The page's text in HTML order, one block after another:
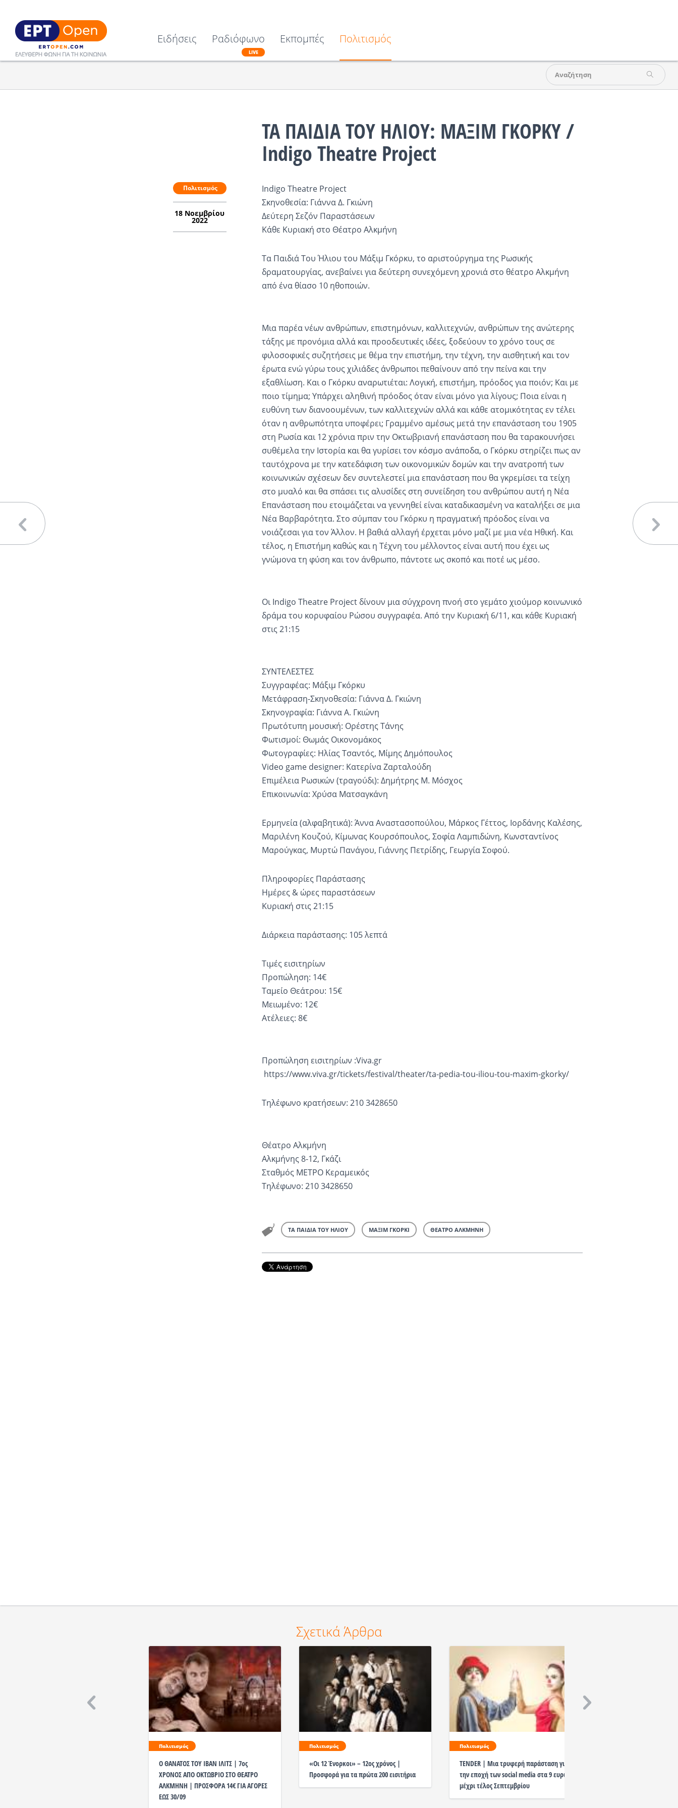
Ειδήσεις Ραδιόφωνο
LIVE
Εκπομπές Πολιτισμός
ΤΑ ΠΑΙΔΙΑ ΤΟΥ ΗΛΙΟΥ: ΜΑΞΙΜ ΓΚΟΡΚΥ /
Indigo Theatre Project
Πολιτισμός
18 Νοεμβρίου
2022
Indigo Theatre Project
Σκηνοθεσία: Γιάννα Δ. Γκιώνη
Δεύτερη Σεζόν Παραστάσεων
Κάθε Κυριακή στο Θέατρο Αλκμήνη
Τα Παιδιά Του Ήλιου του Μάξιμ Γκόρκυ, το αριστούργημα της Ρωσικής
δραματουργίας, ανεβαίνει για δεύτερη συνεχόμενη χρονιά στο θέατρο Αλκμήνη
από ένα θίασο 10 ηθοποιών.
Μια παρέα νέων ανθρώπων, επιστημόνων, καλλιτεχνών, ανθρώπων της ανώτερης
τάξης με προνόμια αλλά και προοδευτικές ιδέες, ξοδεύουν το χρόνο τους σε
φιλοσοφικές συζητήσεις με θέμα την επιστήμη, την τέχνη, την αισθητική και τον
έρωτα ενώ γύρω τους χιλιάδες άνθρωποι πεθαίνουν από την πείνα και την
εξαθλίωση. Και ο Γκόρκυ αναρωτιέται: Λογική, επιστήμη, πρόοδος για ποιόν; Και με
ποιο τίμημα; Υπάρχει αληθινή πρόοδος όταν είναι μόνο για λίγους; Ποια είναι η
ευθύνη των διανοουμένων, των καλλιτεχνών αλλά και κάθε ατομικότητας εν τέλει
όταν η ανθρωπότητα υποφέρει; Γραμμένο αμέσως μετά την επανάσταση του 1905
στη Ρωσία και 12 χρόνια πριν την Οκτωβριανή επανάσταση που θα ταρακουνήσει
συθέμελα την Ιστορία και θα γυρίσει τον κόσμο ανάποδα, ο Γκόρκυ στηρίζει πως αν
ταυτόχρονα με την κατεδάφιση των οικονομικών δομών και την ανατροπή των
κοινωνικών σχέσεων δεν συντελεστεί μια επανάσταση που θα γκρεμίσει τα τείχη
στο μυαλό και θα σπάσει τις αλυσίδες στη συνείδηση του ανθρώπου αυτή η Νέα
Επανάσταση που ετοιμάζεται να γεννηθεί είναι καταδικασμένη να καταλήξει σε μια
Νέα Βαρβαρότητα. Στο σύμπαν του Γκόρκυ η πραγματική πρόοδος είναι να
νοιάζεσαι για τον Άλλον. Η βαθιά αλλαγή έρχεται μόνο μαζί με μια νέα Ηθική. Και
τέλος, η Επιστήμη καθώς και η Τέχνη του μέλλοντος είναι αυτή που έχει ως
γνώμονα τη φύση και τον άνθρωπο, πάντοτε ως σκοπό και ποτέ ως μέσο.
Οι Indigo Theatre Project δίνουν μια σύγχρονη πνοή στο γεμάτο χιούμορ κοινωνικό
δράμα του κορυφαίου Ρώσου συγγραφέα. Από την Κυριακή 6/11, και κάθε Κυριακή
στις 21:15
ΣΥΝΤΕΛΕΣΤΕΣ
Συγγραφέας: Μάξιμ Γκόρκυ
Μετάφραση-Σκηνοθεσία: Γιάννα Δ. Γκιώνη
Σκηνογραφία: Γιάννα Α. Γκιώνη
Πρωτότυπη μουσική: Ορέστης Τάνης
Φωτισμοί: Θωμάς Οικονομάκος
Φωτογραφίες: Ηλίας Τσαντός, Μίμης Δημόπουλος
Video game designer: Κατερίνα Ζαρταλούδη
Επιμέλεια Ρωσικών (τραγούδι): Δημήτρης Μ. Μόσχος
Επικοινωνία: Χρύσα Ματσαγκάνη
Ερμηνεία (αλφαβητικά): Άννα Αναστασοπούλου, Μάρκος Γέττος, Ιορδάνης Καλέσης,
Μαριλένη Κουζού, Κίμωνας Κουρσόπουλος, Σοφία Λαμπιδώνη, Κωνσταντίνος
Μαρούγκας, Μυρτώ Πανάγου, Γιάννης Πετρίδης, Γεωργία Σοφού.
Πληροφορίες Παράστασης
Ημέρες & ώρες παραστάσεων
Κυριακή στις 21:15
Διάρκεια παράστασης: 105 λεπτά
Τιμές εισιτηρίων
Προπώληση: 14€
Ταμείο Θεάτρου: 15€
Μειωμένο: 12€
Ατέλειες: 8€
Προπώληση εισιτηρίων :Viva.gr
https://www.viva.gr/tickets/festival/theater/ta-pedia-tou-iliou-tou-maxim-gkorky/
Τηλέφωνο κρατήσεων: 210 3428650
Θέατρο Αλκμήνη
Αλκμήνης 8-12, Γκάζι
Σταθμός ΜΕΤΡΟ Κεραμεικός
Τηλέφωνο: 210 3428650
ΤΑ ΠΑΙΔΙΑ ΤΟΥ ΗΛΙΟΥ ΜΑΞΙΜ ΓΚΟΡΚΙ ΘΕΑΤΡΟ ΑΛΚΜΗΝΗ
Σχετικά Άρθρα
Πολιτισμός
Ο ΘΑΝΑΤΟΣ ΤΟΥ ΙΒΑΝ ΙΛΙΤΣ | 7ος
ΧΡΟΝΟΣ ΑΠΟ ΟΚΤΩΒΡΙΟ ΣΤΟ ΘΕΑΤΡΟ
ΑΛΚΜΗΝΗ | ΠΡΟΣΦΟΡΑ 14€ ΓΙΑ ΑΓΟΡΕΣ
ΕΩΣ 30/09
Πολιτισμός
«Οι 12 Ένορκοι» – 12ος χρόνος |
Προσφορά για τα πρώτα 200 εισιτήρια
Πολιτισμός
TENDER | Μια τρυφερή παράσταση για
την εποχή των social media στα 9 ευρώ
μέχρι τέλος Σεπτεμβρίου